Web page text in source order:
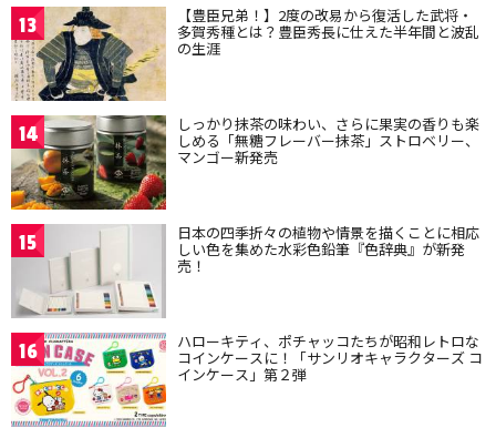
13 【豊臣兄弟！】2度の改易から復活した武将・
多賀秀種とは？豊臣秀長に仕えた半年間と波乱
の生涯
14 しっかり抹茶の味わい、さらに果実の香りも楽
しめる「無糖フレーバー抹茶」ストロベリー、
マンゴー新発売
15 日本の四季折々の植物や情景を描くことに相応
しい色を集めた水彩色鉛筆『色辞典』が新発
売！
16 ハローキティ、ポチャッコたちが昭和レトロな
コインケースに！「サンリオキャラクターズ コ
インケース」第２弾